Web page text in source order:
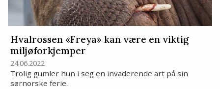
Hvalrossen «Freya» kan være en viktig
miljøforkjemper
24.06.2022
Trolig gumler hun i seg en invaderende art på sin
sørnorske ferie.